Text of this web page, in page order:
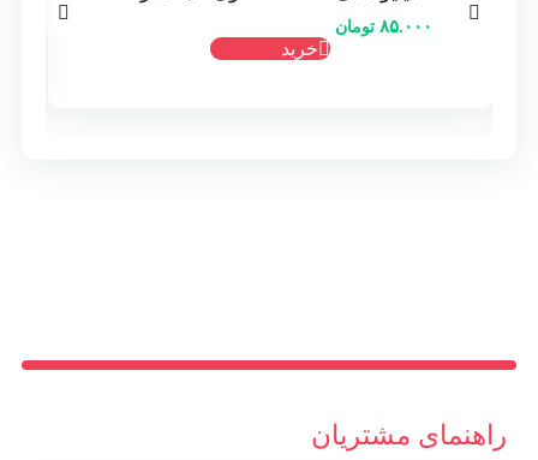
۸۵.۰۰۰ تومان
خرید
راهنمای مشتریان